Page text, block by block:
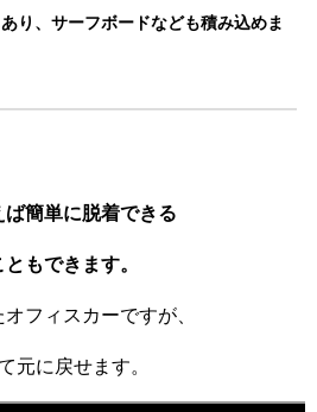
り、サーフボードなども積み込めま
簡単に脱着できる
ともできます。
フィスカーですが、
元に戻せます。